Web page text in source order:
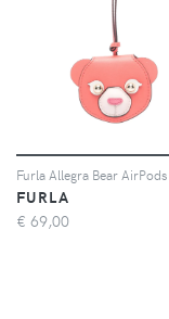
FURLA
€ 69,00